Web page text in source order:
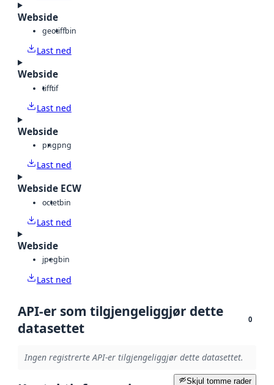
Webside
geotiffbin
Last ned
Webside
tifftif
Last ned
Webside
pngpng
Last ned
Webside ECW
octetbin
Last ned
Webside
jpegbin
Last ned
API-er som tilgjengeliggjør dette
datasettet
0
Ingen registrerte API-er tilgjengeliggjør dette datasettet.
Skjul tomme rader